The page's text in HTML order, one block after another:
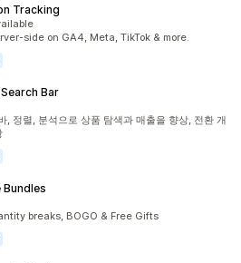
Tracking
side on GA4, Meta, TikTok & more.
Bar
, 정렬, 분석으로 상품 탐색과 매출을 향상, 전환 개
Bundles
breaks, BOGO & Free Gifts